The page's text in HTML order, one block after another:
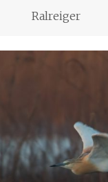
Ralreiger